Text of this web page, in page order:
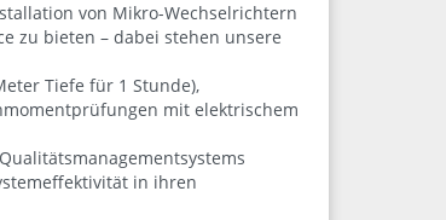
von Mikro-Wechselrichtern
zu bieten – dabei stehen unsere
Tiefe für 1 Stunde),
mit elektrischem
in ihren